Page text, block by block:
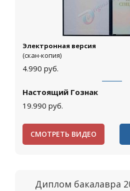
Электронная версия
(скан-копия)
4.990 руб.
Настоящий Гознак
19.990 руб.
СМОТРЕТЬ ВИДЕО
Диплом бакалавра